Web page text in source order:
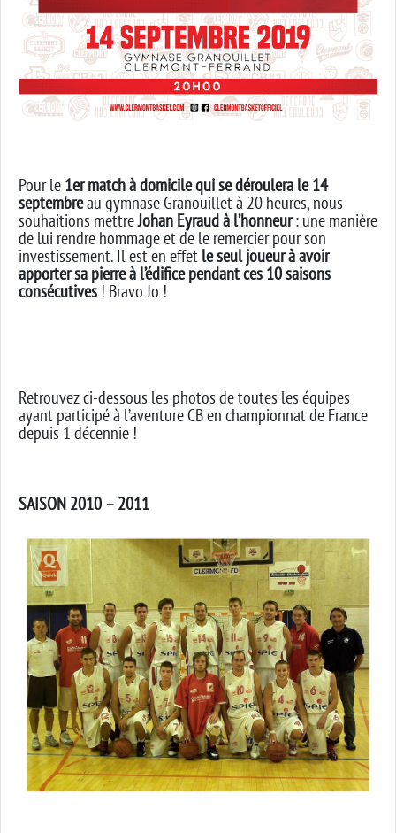
Pour le 1er match à domicile qui se déroulera le 14
septembreau gymnase Granouillet à 20 heures, nous
souhaitions mettreJohan Eyraudà l’honneur: une manière
de lui rendre hommage et de le remercier pour son
investissement. Il est en effet le seul joueur à avoir
apporter sa pierre à l’édifice pendant ces 10 saisons
consécutives ! Bravo Jo !
Retrouvez ci-dessous les photos de toutes les équipes
ayant participé à l’aventure CB en championnat de France
depuis 1 décennie !
SAISON 2010 – 2011